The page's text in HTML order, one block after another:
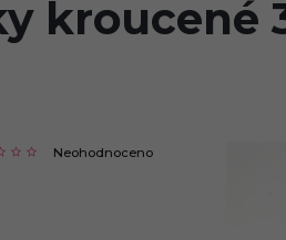
kroucené
Neohodnoceno